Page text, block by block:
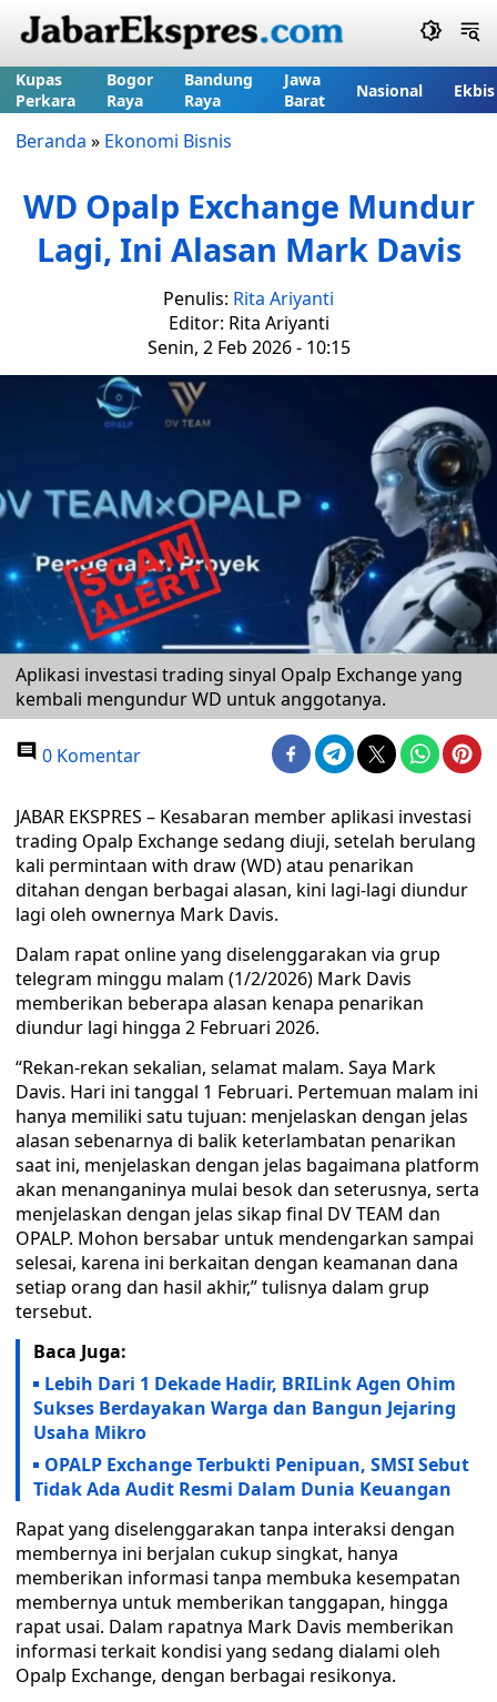
Kupas
Perkara
Bogor
Raya
Bandung
Raya
Jawa
Barat
Nasional Ekbis
Beranda » Ekonomi Bisnis
WD Opalp Exchange Mundur
Lagi, Ini Alasan Mark Davis
Penulis: Rita Ariyanti
Editor: Rita Ariyanti
Senin, 2 Feb 2026 - 10:15
Aplikasi investasi trading sinyal Opalp Exchange yang
kembali mengundur WD untuk anggotanya.
0 Komentar
JABAR EKSPRES – Kesabaran member aplikasi investasi
trading Opalp Exchange sedang diuji, setelah berulang
kali permintaan with draw (WD) atau penarikan
ditahan dengan berbagai alasan, kini lagi-lagi diundur
lagi oleh ownernya Mark Davis.
Dalam rapat online yang diselenggarakan via grup
telegram minggu malam (1/2/2026) Mark Davis
memberikan beberapa alasan kenapa penarikan
diundur lagi hingga 2 Februari 2026.
“Rekan-rekan sekalian, selamat malam. Saya Mark
Davis. Hari ini tanggal 1 Februari. Pertemuan malam ini
hanya memiliki satu tujuan: menjelaskan dengan jelas
alasan sebenarnya di balik keterlambatan penarikan
saat ini, menjelaskan dengan jelas bagaimana platform
akan menanganinya mulai besok dan seterusnya, serta
menjelaskan dengan jelas sikap final DV TEAM dan
OPALP. Mohon bersabar untuk mendengarkan sampai
selesai, karena ini berkaitan dengan keamanan dana
setiap orang dan hasil akhir,” tulisnya dalam grup
tersebut.
Baca Juga:
Lebih Dari 1 Dekade Hadir, BRILink Agen Ohim
Sukses Berdayakan Warga dan Bangun Jejaring
Usaha Mikro
OPALP Exchange Terbukti Penipuan, SMSI Sebut
Tidak Ada Audit Resmi Dalam Dunia Keuangan
Rapat yang diselenggarakan tanpa interaksi dengan
membernya ini berjalan cukup singkat, hanya
memberikan informasi tanpa membuka kesempatan
membernya untuk memberikan tanggapan, hingga
rapat usai. Dalam rapatnya Mark Davis memberikan
informasi terkait kondisi yang sedang dialami oleh
Opalp Exchange, dengan berbagai resikonya.